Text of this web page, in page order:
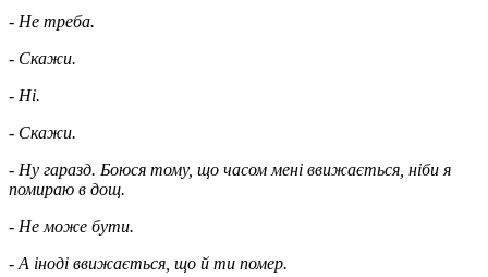
- Не треба.
- Скажи.
- Ні.
- Скажи.
- Ну гаразд. Боюся тому, що часом мені ввижається, ніби я
помираю в дощ.
- Не може бути.
- А іноді ввижається, що й ти помер.